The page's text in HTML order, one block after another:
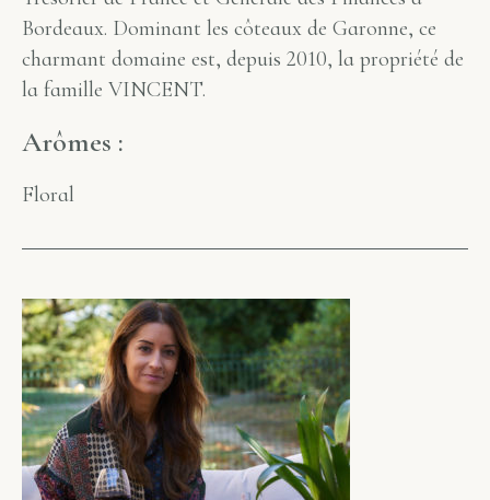
Bordeaux. Dominant les côteaux de Garonne, ce
charmant domaine est, depuis 2010, la propriété de
la famille VINCENT.
Arômes :
Floral